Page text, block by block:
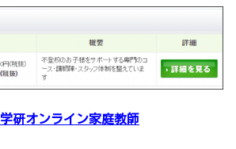
学研オンライン家庭教師